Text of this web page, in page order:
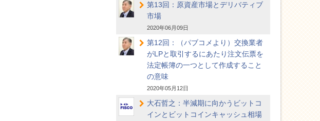
第13回：原資産市場とデリバティブ
市場
2020年06月09日
第12回：（パブコメより）交換業者
がLPと取引するにあたり注文伝票を
法定帳簿の一つとして作成すること
の意味
2020年05月12日
大石哲之：半減期に向かうビットコ
インとビットコインキャッシュ相場